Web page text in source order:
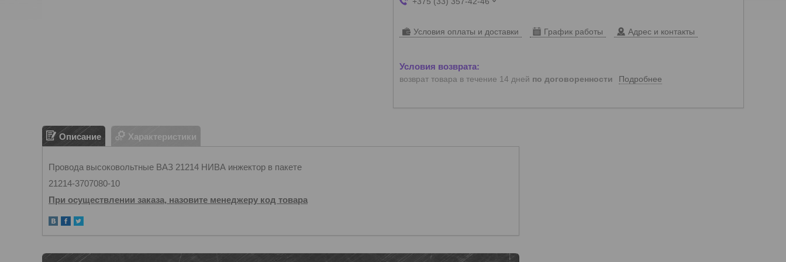
Условия оплаты и доставки График работы Адрес и контакты
возврат товара в течение 14 дней по договоренности Подробнее
Описание Характеристики
Провода высоковольтные ВАЗ 21214 НИВА инжектор в пакете
21214-3707080-10
При осуществлении заказа, назовите менеджеру код товара